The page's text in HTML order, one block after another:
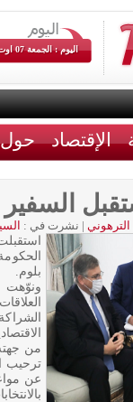
اليوم : الجمعة 07 اوت 2026
الإقتصاد حول
| نشرت في :
بلوم.
ونوّهت
من
ترحيب
عن